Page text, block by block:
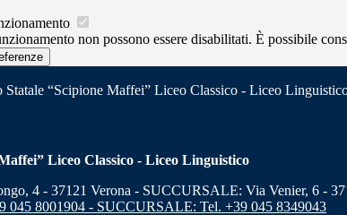
non possono essere disabilitati. È possibile
Statale “Scipione Maffei” Liceo Classico - Liceo
Liceo Classico - Liceo Linguistico
4 - 37121 Verona - SUCCURSALE: Via Venier, 6 -
045 8001904 - SUCCURSALE: Tel. +39 045 8349043